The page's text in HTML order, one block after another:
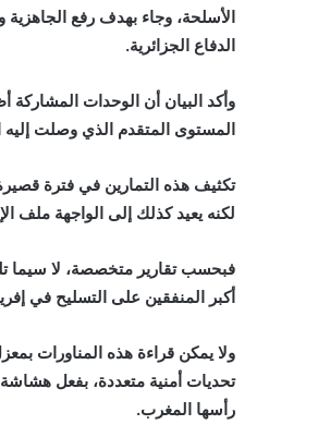
الأسلحة، وجاء بهدف رفع
الدفاع الجزائرية.
وأكد البيان أن الوحدات
المستوى المتقدم الذي وصلت
تكثيف هذه التمارين في فترة
لكنه يعيد كذلك إلى الواجهة ملف
أكبر المنفقين على التسليح في
ولا يمكن قراءة هذه المناورات
تحديات أمنية متعددة، بفعل هشاشة
رأسها المغرب.